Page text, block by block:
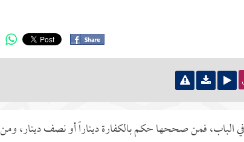
الباب، فمن صححها حكم بالكفارة ديناراً أو نصف دينار، ومن